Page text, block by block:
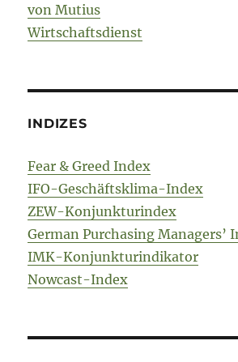
von Mutius
Wirtschaftsdienst
INDIZES
Fear & Greed Index
IFO-Geschäftsklima-Index
ZEW-Konjunkturindex
German Purchasing Managers’
IMK-Konjunkturindikator
Nowcast-Index